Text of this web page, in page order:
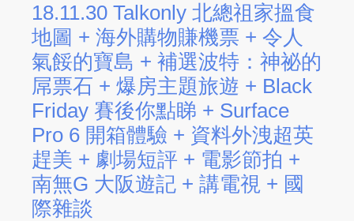
18.11.30 Talkonly 北總祖家搵食
地圖 + 海外購物賺機票 + 令人
氣餒的寶島 + 補選波特：神祕的
屌票石 + 爆房主題旅遊 + Black
Friday 賽後你點睇 + Surface
Pro 6 開箱體驗 + 資料外洩超英
趕美 + 劇場短評 + 電影節拍 +
南無G 大阪遊記 + 講電視 + 國
際雜談